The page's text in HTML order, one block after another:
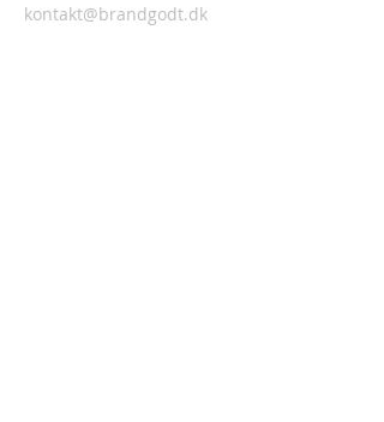
kontakt@brandgodt.dk